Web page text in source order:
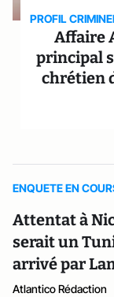
PROFIL
Affaire
principal
chrétien
ENQUETE EN
Attentat à
serait un
arrivé par
Atlantico Rédaction